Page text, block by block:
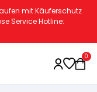
mit Käuferschutz
Service Hotline:
0